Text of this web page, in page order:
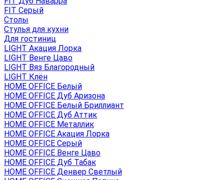
FIT Серый
Столы
Стулья для кухни
Для гостиниц
LIGHT Акация Лорка
LIGHT Венге Цаво
LIGHT Вяз Благородный
LIGHT Клён
HOME OFFICE Белый
HOME OFFICE Дуб Аризона
HOME OFFICE Белый Бриллиант
HOME OFFICE Дуб Аттик
HOME OFFICE Металлик
HOME OFFICE Акация Лорка
HOME OFFICE Серый
HOME OFFICE Венге Цаво
HOME OFFICE Дуб Табак
HOME OFFICE Денвер Светлый